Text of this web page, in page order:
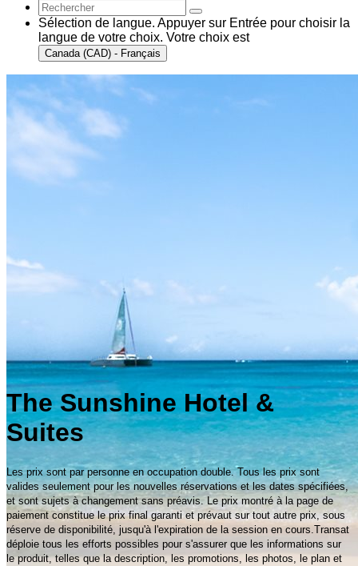
Sélection de langue. Appuyer sur Entrée pour choisir la
langue de votre choix. Votre choix est
Canada (CAD) - Français
The Sunshine Hotel &
Suites
Les prix sont par personne en occupation double. Tous les prix sont
valides seulement pour les nouvelles réservations et les dates spécifiées,
et sont sujets à changement sans préavis. Le prix montré à la page de
paiement constitue le prix final garanti et prévaut sur tout autre prix, sous
réserve de disponibilité, jusqu'à l'expiration de la session en cours.Transat
déploie tous les efforts possibles pour s'assurer que les informations sur
le produit, telles que la description, les promotions, les photos, le plan et